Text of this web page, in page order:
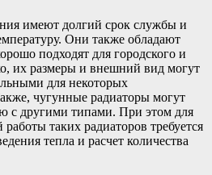
имеют долгий срок службы и
Они также обладают
подходят для городского и
их размеры и внешний вид могут
для некоторых
чугунные радиаторы могут
с другими типами. При этом для
таких радиаторов требуется
тепла и расчет количества